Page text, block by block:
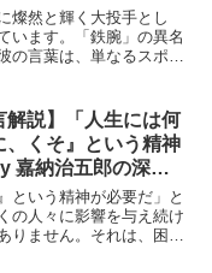
稲尾和久の深い意
教訓
燦然と輝く大投手とし
います。「鉄腕」の異名
の言葉は、単なるスポー
解説】「人生には何
、くそ』という精神
嘉納治五郎の深い
る教訓
という精神が必要だ」と
の人々に影響を与え続け
りません。それは、困難